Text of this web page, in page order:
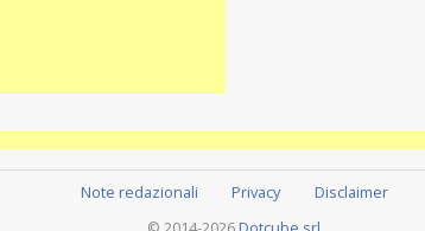
Note redazionali Privacy
Disclaimer